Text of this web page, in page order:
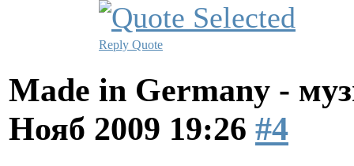
Reply Quote
Made in Germany -
Нояб 2009 19:26 #4